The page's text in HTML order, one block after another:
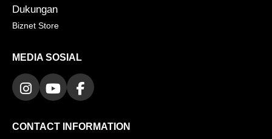
Dukungan
Biznet Store
MEDIA SOSIAL
CONTACT INFORMATION